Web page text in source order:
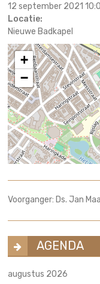
12 september 2021
Locatie:
Nieuwe Badkapel
+
−
Voorganger: Ds. Jan
AGENDA
augustus 2026